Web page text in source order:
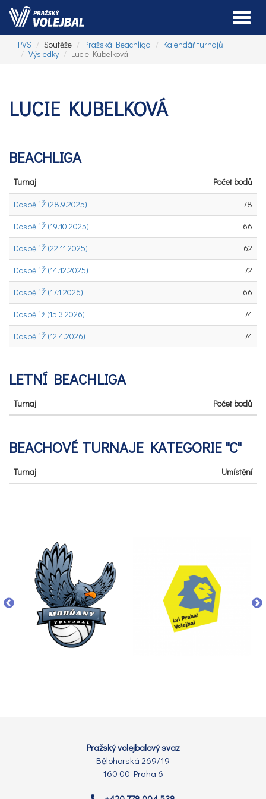
PVS Soutěže Pražská Beachliga
Kalendář turnajů
Výsledky
Lucie Kubelková
LUCIE KUBELKOVÁ
BEACHLIGA
Turnaj
Počet bodů
Dospělí Ž (28.9.2025)
78
Dospělí Ž (19.10.2025)
66
Dospělí Ž (22.11.2025)
62
Dospělí Ž (14.12.2025)
72
Dospělí Ž (17.1.2026)
66
Dospělí ž (15.3.2026)
74
Dospělí Ž (12.4.2026)
74
LETNÍ BEACHLIGA
Turnaj Počet bodů
BEACHOVÉ TURNAJE KATEGORIE "C"
Turnaj Umístění
Pražský volejbalový svaz
Bělohorská 269/19
160 00 Praha 6